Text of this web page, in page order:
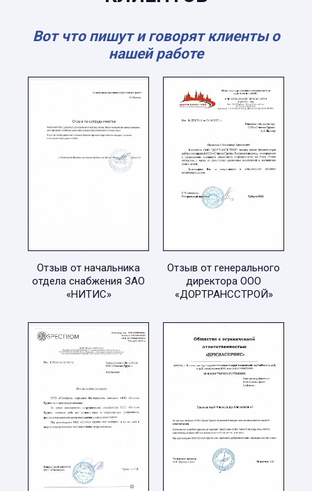
Вот что пишут и говорят клиенты о
нашей работе
Отзыв от начальника
отдела снабжения ЗАО
«НИТИС»
Отзыв от генерального
директора ООО
«ДОРТРАНССТРОЙ»